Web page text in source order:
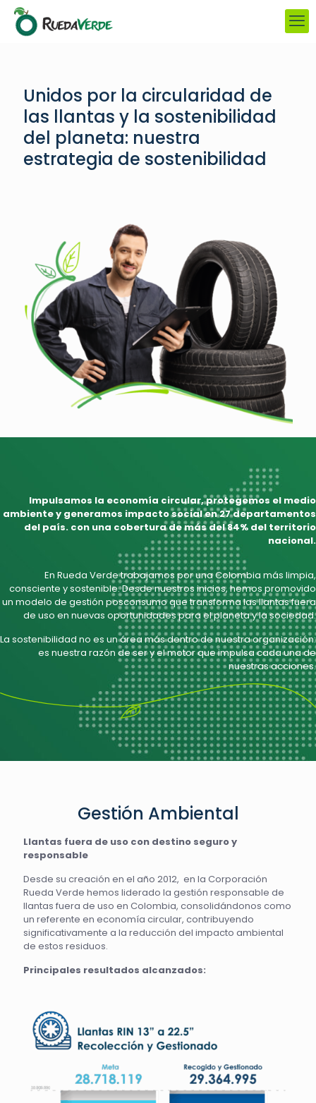
Unidos por la circularidad de
las llantas y la sostenibilidad
del planeta: nuestra
estrategia de sostenibilidad
Impulsamos la economía circular, protegemos el medio
ambiente y generamos impacto social en 27 departamentos
del país. con una cobertura de más del 84% del territorio
nacional.
En Rueda Verde trabajamos por una Colombia más limpia,
consciente y sostenible. Desde nuestros inicios, hemos promovido
un modelo de gestión posconsumo que transforma las llantas fuera
de uso en nuevas oportunidades para el planeta y la sociedad.
La sostenibilidad no es un área más dentro de nuestra organización:
es nuestra razón de ser y el motor que impulsa cada una de
nuestras acciones.
Gestión Ambiental
Llantas fuera de uso con destino seguro y
responsable
Desde su creación en el año 2012, en la Corporación
Rueda Verde hemos liderado la gestión responsable de
llantas fuera de uso en Colombia, consolidándonos como
un referente en economía circular, contribuyendo
significativamente a la reducción del impacto ambiental
de estos residuos.
Principales resultados alcanzados: